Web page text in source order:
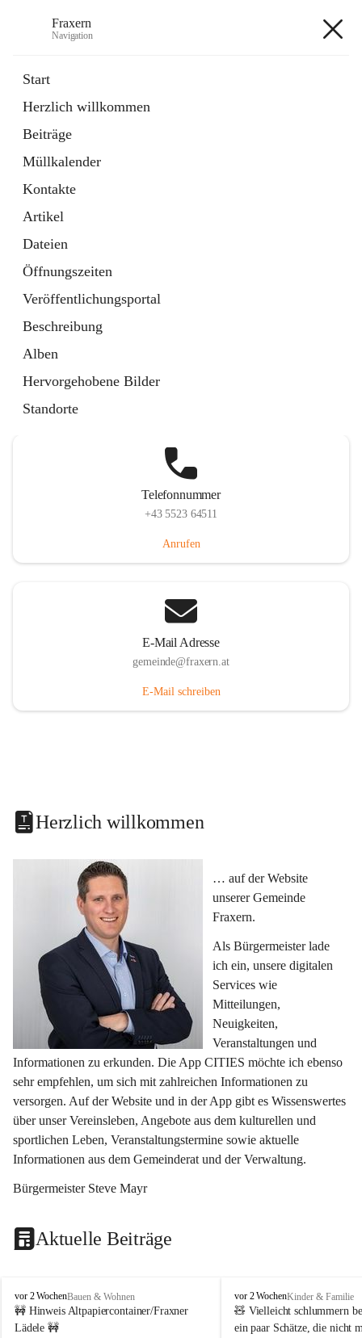
Fraxern
Navigation
Start
Herzlich willkommen
Beiträge
Müllkalender
Kontakte
Artikel
Dateien
Öffnungszeiten
Veröffentlichungsportal
Beschreibung
Alben
Hervorgehobene Bilder
Standorte
Ordner
in
Tab
Formulare
Artikel
öffnet
in
neuem
Tab
Telefonnummer
+43 5523 64511
Anrufen
E-Mail Adresse
gemeinde@fraxern.at
E-Mail schreiben
Herzlich willkommen
… auf der Website
unserer Gemeinde
Fraxern.
Als Bürgermeister lade
ich ein, unsere digitalen
Services wie
Mitteilungen,
Neuigkeiten,
Veranstaltungen und
Informationen zu erkunden. Die App CITIES möchte ich ebenso
sehr empfehlen, um sich mit zahlreichen Informationen zu
versorgen. Auf der Website und in der App gibt es Wissenswertes
über unser Vereinsleben, Angebote aus dem kulturellen und
sportlichen Leben, Veranstaltungstermine sowie aktuelle
Informationen aus dem Gemeinderat und der Verwaltung.
Bürgermeister Steve Mayr
Aktuelle Beiträge
F
r
a
vor 2 WochenBauen & Wohnen
🚧 Hinweis Altpapiercontainer/Fraxner
Lädele 🚧
F
r
a
vor 2 WochenKinder & Familie
🧸 Vielleicht schlummern
ein paar Schätze, die nicht